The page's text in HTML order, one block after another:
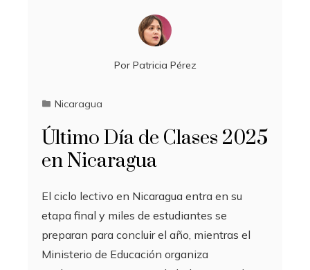
Por Patricia Pérez
Nicaragua
Último Día de Clases 2025
en Nicaragua
El ciclo lectivo en Nicaragua entra en su
etapa final y miles de estudiantes se
preparan para concluir el año, mientras el
Ministerio de Educación organiza